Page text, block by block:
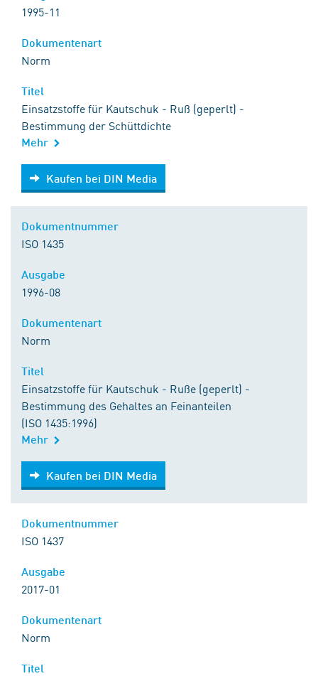
1995-11
Norm
Einsatzstoffe für Kautschuk - Ruß (geperlt) -
Bestimmung der Schüttdichte
Mehr
Kaufen bei DIN Media
Kaufen bei DIN Media
ISO 1435
1996-08
Norm
Einsatzstoffe für Kautschuk - Ruße (geperlt) -
Bestimmung des Gehaltes an Feinanteilen
(ISO 1435:1996)
Mehr
Kaufen bei DIN Media
Kaufen bei DIN Media
ISO 1437
2017-01
Norm